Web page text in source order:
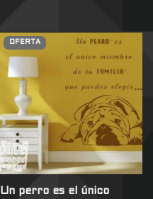
OFERTA
Un perro es el único